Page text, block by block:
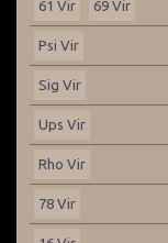
61 Vir 69 Vir
Psi Vir
Sig Vir
Ups Vir
Rho Vir
78 Vir